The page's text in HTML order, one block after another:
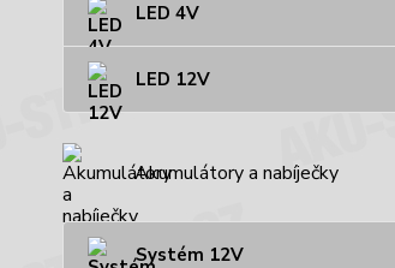
LED 4V
LED 12V
Akumulátory a nabíječky
Systém 12V